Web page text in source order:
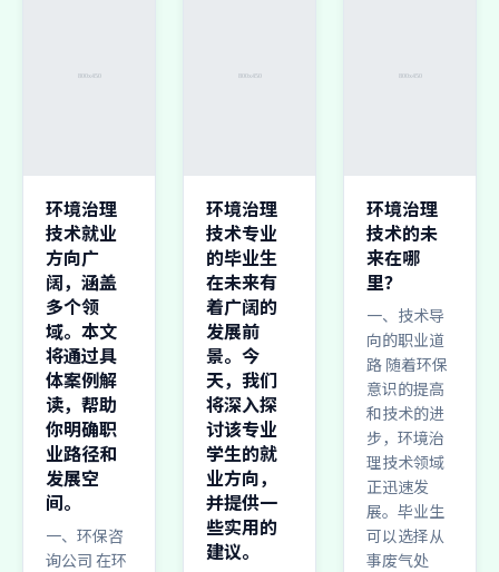
环境治理
技术就业
方向广
阔，涵盖
多个领
域。本文
将通过具
体案例解
读，帮助
你明确职
业路径和
发展空
间。
一、环保咨
询公司 在环
环境治理
技术专业
的毕业生
在未来有
着广阔的
发展前
景。今
天，我们
将深入探
讨该专业
学生的就
业方向，
并提供一
些实用的
建议。
环境治理
技术的未
来在哪
里？
一、技术导
向的职业道
路 随着环保
意识的提高
和技术的进
步，环境治
理技术领域
正迅速发
展。毕业生
可以选择从
事废气处